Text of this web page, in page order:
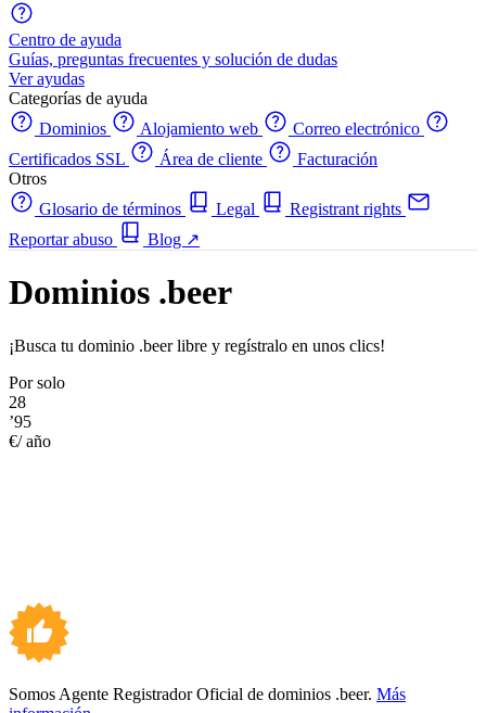
Centro de ayuda
Guías, preguntas frecuentes y solución de dudas
Ver ayudas
Categorías de ayuda
Dominios
Alojamiento web
Correo electrónico
Certificados SSL
Área de cliente
Facturación
Otros
Glosario de términos
Legal
Registrant rights
Reportar abuso
Blog ↗
Dominios .beer
¡Busca tu dominio .beer libre y regístralo en unos clics!
Por solo
28
’95
€/ año
Somos Agente Registrador Oficial de dominios .beer. Más